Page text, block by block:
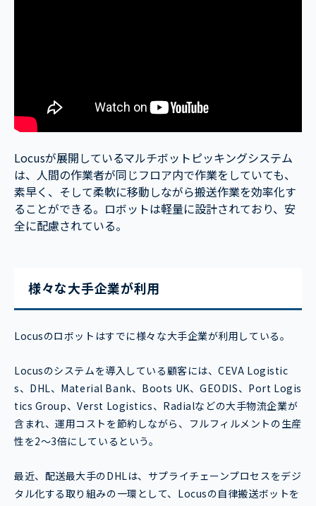
Locusが展開しているマルチボットピッキングシステム
は、人間の作業者が同じフロア内で作業をしていても、
素早く、そして柔軟に移動しながら搬送作業を効率化す
ることができる。ロボットは軽量に設計されており、安
全に配慮されている。
様々な大手企業が利用
Locusのロボットはすでに様々な大手企業が利用している。
Locusのシステムを導入している顧客には、CEVA Logistic
s、DHL、Material Bank、Boots UK、GEODIS、Port Logis
tics Group、Verst Logistics、Radialなどの大手物流企業が
含まれ、運用コストを節約しながら、フルフィルメントの生産
性を2～3倍にしているという。
最近、配送最大手のDHLは、サプライチェーンプロセスをデジ
タル化する取り組みの一環として、Locusの自律搬送ボットを